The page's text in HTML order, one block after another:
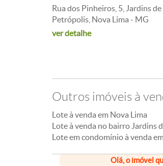
Rua dos Pinheiros, 5, Jardins de
Petrópolis, Nova Lima - MG
ver detalhe
Outros imóveis à
Lote à venda em Nova Lima
Lote à venda no bairro Jardins
Lote em condomínio à venda
Olá, o imóvel